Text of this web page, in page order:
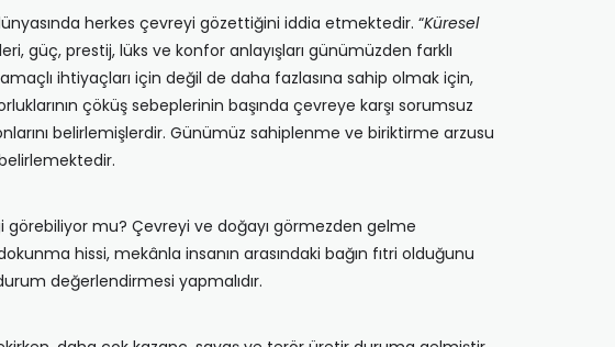
herkes çevreyi gözettiğini iddia etmektedir. “Küresel
güç, prestij, lüks ve konfor anlayışları günümüzden farklı
ihtiyaçları için değil de daha fazlasına sahip olmak için,
çöküş sebeplerinin başında çevreye karşı sorumsuz
belirlemişlerdir. Günümüz sahiplenme ve biriktirme arzusu
görebiliyor mu? Çevreyi ve doğayı görmezden gelme
hissi, mekânla insanın arasındaki bağın fıtri olduğunu
değerlendirmesi yapmalıdır.